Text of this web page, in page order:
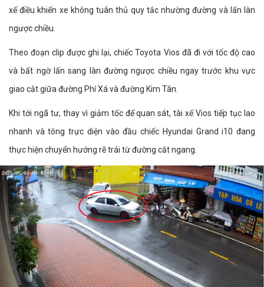
xế điều khiển xe không tuân thủ quy tắc nhường đường và lấn làn
ngược chiều.
Theo đoạn clip được ghi lại, chiếc Toyota Vios đã đi với tốc độ cao
và bất ngờ lấn sang làn đường ngược chiều ngay trước khu vực
giao cắt giữa đường Phí Xá và đường Kim Tân.
Khi tới ngã tư, thay vì giảm tốc để quan sát, tài xế Vios tiếp tục lao
nhanh và tông trực diện vào đầu chiếc Hyundai Grand i10 đang
thực hiện chuyển hướng rẽ trái từ đường cắt ngang.